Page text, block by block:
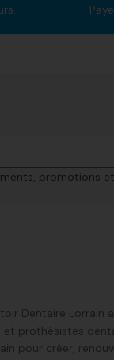
Dentaire Lorrain
prothésistes
pour créer,